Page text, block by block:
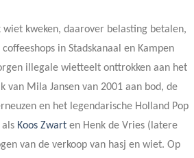
kweken, daarover belasting betalen,
in Stadskanaal en Kampen
illegale wietteelt onttrokken aan het
Mila Jansen van 2001 aan bod, de
en het legendarische Holland Pop
Koos Zwart en Henk de Vries (latere
van de verkoop van hasj en wiet. Op